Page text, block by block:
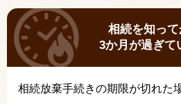
相続を知って
3か月が過ぎて
相続放棄手続きの期限が切れた